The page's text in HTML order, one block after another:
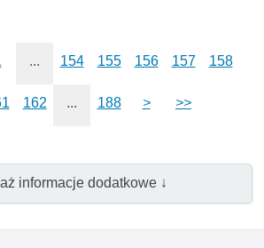
... 154 155 156 157 158
162 ... 188 > >>
informacje dodatkowe ↓